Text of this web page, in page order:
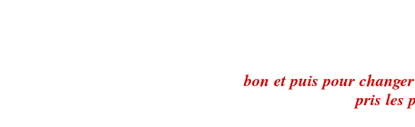
bon et puis pour
pris les